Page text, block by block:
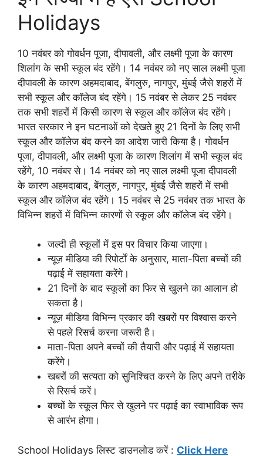
Holidays
10 नवंबर को गोवर्धन पूजा, दीपावली, और लक्ष्मी पूजा के कारण
शिलांग के सभी स्कूल बंद रहेंगे। 14 नवंबर को नए साल लक्ष्मी पूजा
दीपावली के कारण अहमदाबाद, बेंगलुरु, नागपुर, मुंबई जैसे शहरों में
सभी स्कूल और कॉलेज बंद रहेंगे। 15 नवंबर से लेकर 25 नवंबर
तक सभी शहरों में किसी कारण से स्कूल और कॉलेज बंद रहेंगे।
भारत सरकार ने इन घटनाओं को देखते हुए 21 दिनों के लिए सभी
स्कूल और कॉलेज बंद करने का आदेश जारी किया है। गोवर्धन
पूजा, दीपावली, और लक्ष्मी पूजा के कारण शिलांग में सभी स्कूल बंद
रहेंगे, 10 नवंबर से। 14 नवंबर को नए साल लक्ष्मी पूजा दीपावली
के कारण अहमदाबाद, बेंगलुरु, नागपुर, मुंबई जैसे शहरों में सभी
स्कूल और कॉलेज बंद रहेंगे। 15 नवंबर से 25 नवंबर तक भारत के
विभिन्न शहरों में विभिन्न कारणों से स्कूल और कॉलेज बंद रहेंगे।
जल्दी ही स्कूलों में इस पर विचार किया जाएगा।
न्यूज़ मीडिया की रिपोर्टों के अनुसार, माता-पिता बच्चों की
पढ़ाई में सहायता करेंगे।
21 दिनों के बाद स्कूलों का फिर से खुलने का आलान हो
सकता है।
न्यूज़ मीडिया विभिन्न प्रकार की खबरों पर विश्वास करने
से पहले रिसर्च करना जरूरी है।
माता-पिता अपने बच्चों की तैयारी और पढ़ाई में सहायता
करेंगे।
खबरों की सत्यता को सुनिश्चित करने के लिए अपने तरीके
से रिसर्च करें।
बच्चों के स्कूल फिर से खुलने पर पढ़ाई का स्वाभाविक रूप
से आरंभ होगा।
School Holidays लिस्ट डाउनलोड करें : Click Here